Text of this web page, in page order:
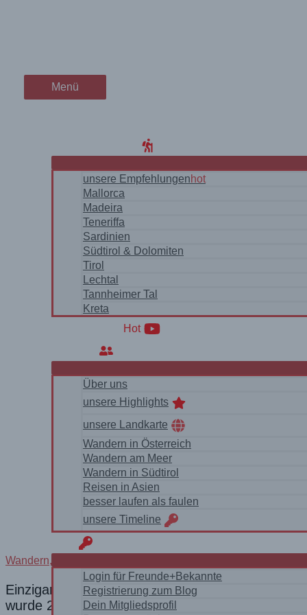
Menü
Menü
unsere Empfehlungenhot
Mallorca
Madeira
Teneriffa
Sardinien
Südtirol & Dolomiten
Tirol
Lechtal
Tannheimer Tal
Kreta
Hot
Über uns
unsere Highlights
unsere Landkarte
Wandern in Österreich
Wandern am Meer
Wandern in Südtirol
Reisen in Asien
besser laufen als faulen
unsere Timeline
Login für Freunde+Bekannte
Registrierung zum Blog
Dein Mitgliedsprofil
Wandern,
Einzigartige Kalksteinfelsen, glasklares Wasser
wurde 2025 zum schönsten Strand der Welt